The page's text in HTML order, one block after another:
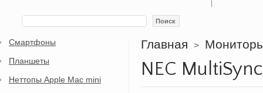
Поиск
Смартфоны
Планшеты
Неттопы Apple Mac mini
Главная >
NEC